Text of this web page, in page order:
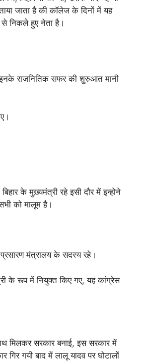
जाता है की कॉलेज के दिनों में यह
निकले हुए नेता है।
इनके राजनितिक सफर की शुरुआत मानी
के मुख़्यमंत्री रहे इसी दौर में इन्होने
को मालूम है।
मंत्रालय के सदस्य रहे।
के रूप में नियुक्त किए गए, यह कांग्रेस
मिलकर सरकार बनाई, इस सरकार में
गयी बाद में लालू यादव पर घोटालों